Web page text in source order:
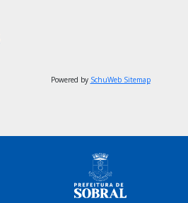
Powered by SchuWeb Sitemap